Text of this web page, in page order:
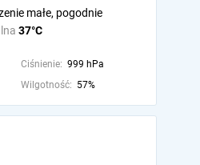
37°C
małe, pogodnie
Ciśnienie: 999 hPa
Wilgotność: 57%